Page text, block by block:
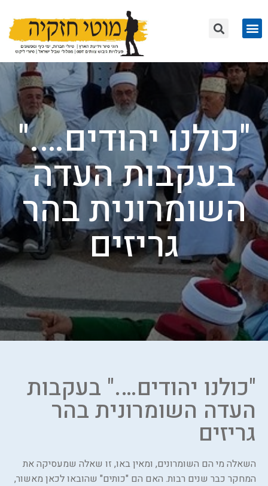
"כולנו יהודים…."
בעקבות העדה
השומרונית בהר
גריזים
"כולנו יהודים…." בעקבות
העדה השומרונית בהר
גריזים
השאלה מי הם השומרונים, ומאין באו, זו שאלה שמעסיקה את
המחקר כבר שנים רבות. האם הם "כותים" שהובאו לכאן מאשור,